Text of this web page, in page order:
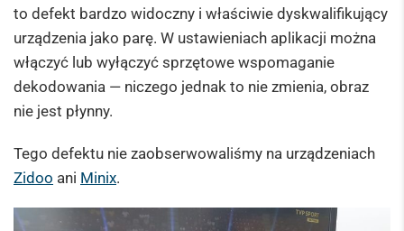
to defekt bardzo widoczny i właściwie dyskwalifikujący
urządzenia jako parę. W ustawieniach aplikacji można
włączyć lub wyłączyć sprzętowe wspomaganie
dekodowania — niczego jednak to nie zmienia, obraz
nie jest płynny.
Tego defektu nie zaobserwowaliśmy na urządzeniach
Zidoo ani Minix.